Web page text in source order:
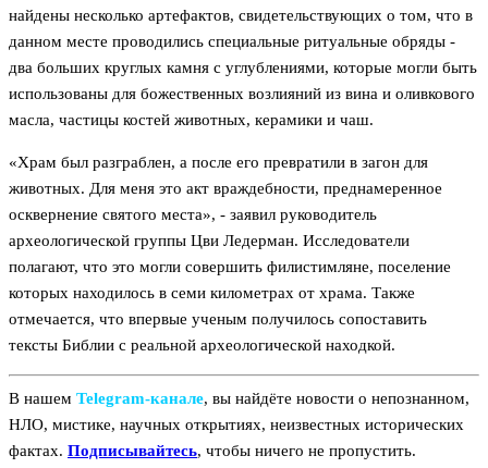
найдены несколько артефактов, свидетельствующих о том, что в
данном месте проводились специальные ритуальные обряды -
два больших круглых камня с углублениями, которые могли быть
использованы для божественных возлияний из вина и оливкового
масла, частицы костей животных, керамики и чаш.
«Храм был разграблен, а после его превратили в загон для
животных. Для меня это акт враждебности, преднамеренное
осквернение святого места», - заявил руководитель
археологической группы Цви Ледерман. Исследователи
полагают, что это могли совершить филистимляне, поселение
которых находилось в семи километрах от храма. Также
отмечается, что впервые ученым получилось сопоставить
тексты Библии с реальной археологической находкой.
В нашем Telegram‑канале, вы найдёте новости о непознанном,
НЛО, мистике, научных открытиях, неизвестных исторических
фактах. Подписывайтесь, чтобы ничего не пропустить.